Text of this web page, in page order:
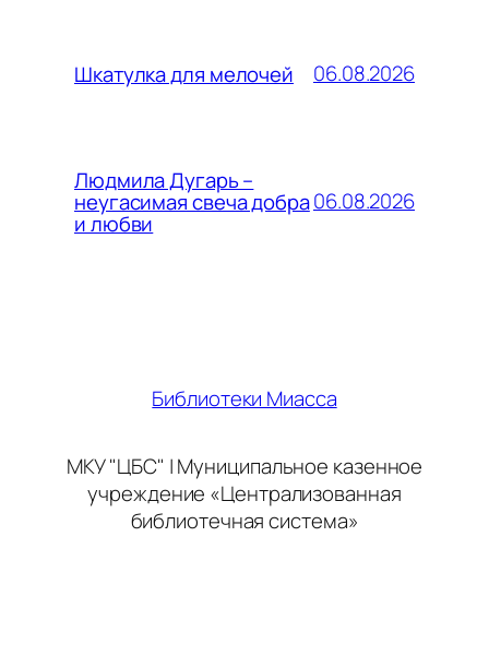
Шкатулка для мелочей 06.08.2026
Людмила Дугарь –
неугасимая свеча добра
и любви
06.08.2026
Библиотеки Миасса
МКУ "ЦБС" | Муниципальное казенное
учреждение «Централизованная
библиотечная система»